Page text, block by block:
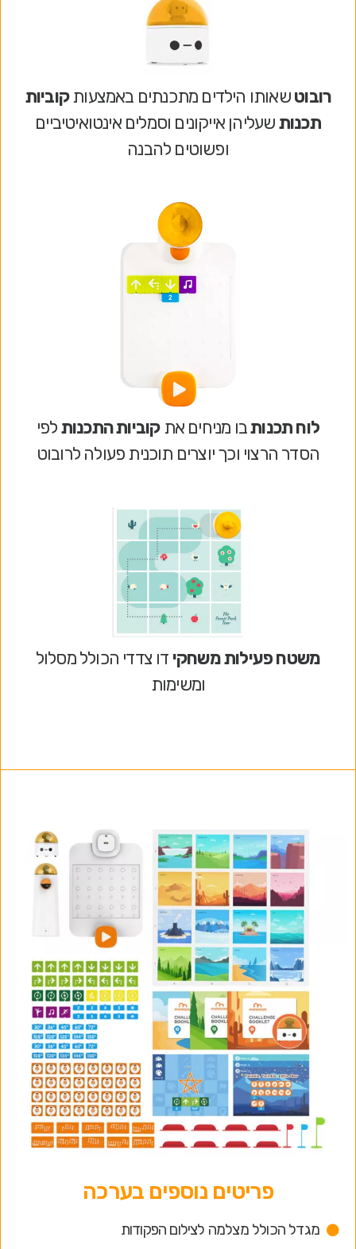
רובוטשאותו הילדים מתכנתים באמצעותקוביות
תכנותשעליהן אייקונים וסמלים אינטואיטיביים
ופשוטים להבנה
לוח תכנותבו מניחים אתקוביות התכנותלפי
הסדר הרצוי וכך יוצרים תוכנית פעולה לרובוט
משטח פעילות משחקי דו צדדי הכולל מסלול
ומשימות
פריטים נוספים בערכה
מגדל הכולל מצלמה לצילום הפקודות